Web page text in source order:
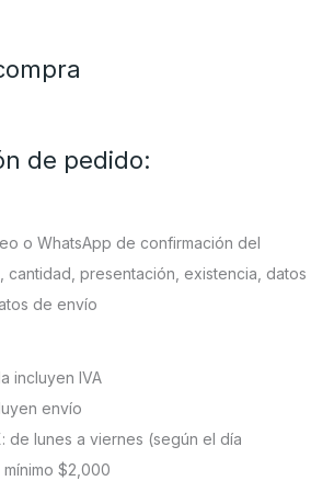
de pedido:
o WhatsApp de confirmación del
cantidad, presentación, existencia, datos
de envío
incluyen IVA
envío
de lunes a viernes (según el día
$2,000